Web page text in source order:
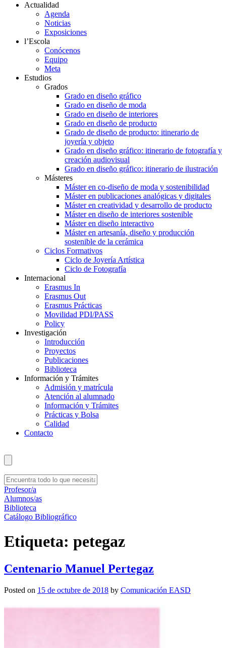
Actualidad
Agenda
Noticias
Exposiciones
l’Escola
Conócenos
Equipo
Meta
Estudios
Grados
Grado en diseño gráfico
Grado en diseño de moda
Grado en diseño de interiores
Grado en diseño de producto
Grado de diseño de producto: itinerario de
joyería y objeto
Grado en diseño gráfico: itinerario de fotografía y
creación audiovisual
Grado en diseño gráfico: itinerario de ilustración
Másteres
Máster en co-diseño de moda y sostenibilidad
Máster en publicaciones analógicas y digitales
Máster en creatividad y desarrollo de producto
Máster en diseño de interiores sostenible
Máster en diseño interactivo
Máster en artesanía, diseño y producción
sostenible de la cerámica
Ciclos Formativos
Ciclo de Joyería Artística
Ciclo de Fotografía
Internacional
Erasmus In
Erasmus Out
Erasmus Prácticas
Movilidad PDI/PASS
Policy
Investigación
Introducción
Proyectos
Publicaciones
Biblioteca
Información y Trámites
Admisión y matrícula
Atención al alumnado
Información y Trámites
Prácticas y Bolsa
Calidad
Contacto
Profesor/a
Alumnos/as
Biblioteca
Catálogo Bibliográfico
Etiqueta: petegaz
Centenario Manuel Pertegaz
Posted on 15 de octubre de 2018 by Comunicación EASD